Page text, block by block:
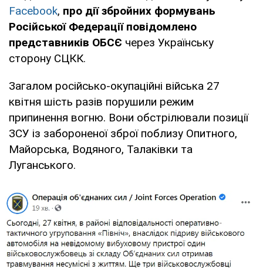
Facebook, про дії збройних формувань
Російської Федерації повідомлено
представників ОБСЄ через Українську
сторону СЦКК.
Загалом російсько-окупаційні війська 27
квітня шість разів порушили режим
припинення вогню. Вони обстрілювали позиції
ЗСУ із забороненої зброї поблизу Опитного,
Майорська, Водяного, Талаківки та
Луганського.